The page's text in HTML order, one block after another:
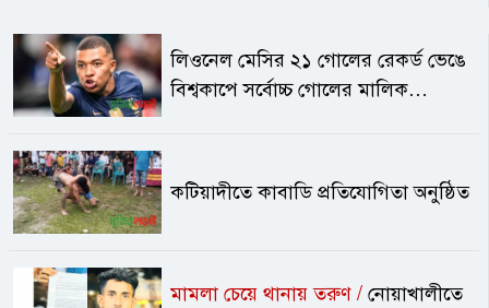
লিওনেল মেসির ২১ গোলের রেকর্ড ভেঙে
বিশ্বকাপে সর্বোচ্চ গোলের মালিক
কটিয়াদীতে কাবাডি প্রতিযোগিতা অনুষ্ঠিত
মামলা চেয়ে থানায় তরুণ / নোয়াখালীতে